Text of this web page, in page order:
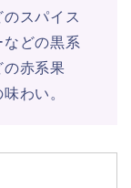
スパイス
どの黒系
赤系果
わい。